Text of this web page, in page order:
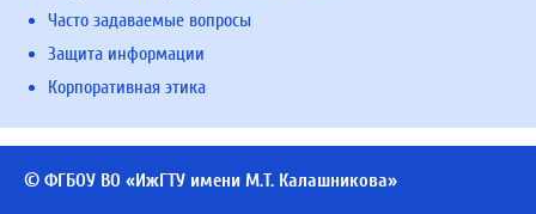
Часто задаваемые вопросы
Защита информации
Корпоративная этика
© ФГБОУ ВО «ИжГТУ имени М.Т. Калашникова»